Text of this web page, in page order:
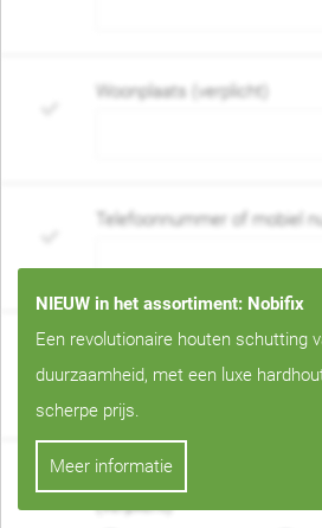
Woonplaats (verplicht)
Telefoonnummer of mobiel
E-mail adres (verplicht)
Wanneer mag de schutting
(verplicht)
NIEUW in het assortiment: Nobifix
Een revolutionaire houten schutting
duurzaamheid, met een luxe
scherpe prijs.
Meer informatie